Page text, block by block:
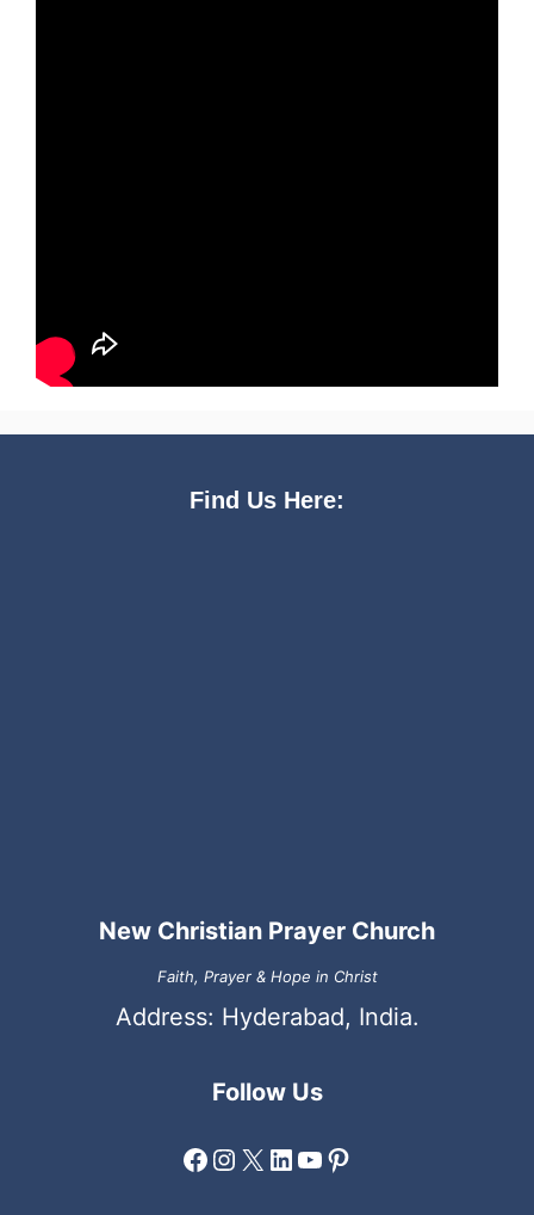
Find Us Here:
New Christian Prayer Church
Faith, Prayer & Hope in Christ
Address: Hyderabad, India.
Follow Us
Facebook
Instagram
X LinkedIn
YouTube
Pinterest